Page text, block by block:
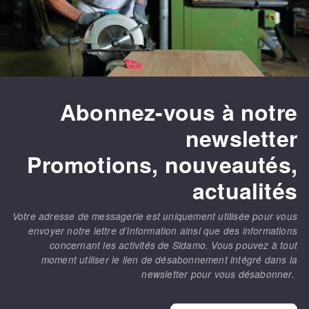
Ponceuses
Tours à métaux
Tables
Fraises scies
Rubans
Fraise HSS
Forets métaux
Abonnez-vous à notre
newsletter
Promotions, nouveautés,
actualités
Votre adresse de messagerie est uniquement utilisée pour vous
envoyer notre lettre d’information ainsi que des informations
concernant les activités de Sidamo. Vous pouvez à tout
moment utiliser le lien de désabonnement intégré dans la
newsletter pour vous désabonner.